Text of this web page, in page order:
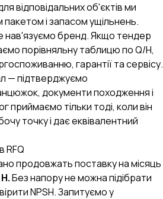
відповідальних об'єктів ми
пакетом і запасом ущільнень.
нав'язуємо бренд. Якщо тендер
порівняльну таблицю по Q/H,
гарантії та сервісу.
— підтверджуємо
документи походження і
приймаємо тільки тоді, коли він
точку і дає еквівалентний
RFQ
продовжать поставку на місяць
Без напору не можна підібрати
NPSH. Запитуємо у